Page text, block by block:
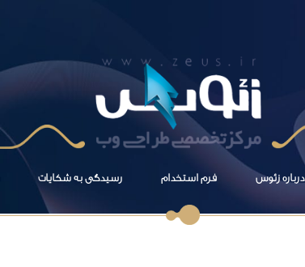
درباره زئوس فرم استخدام رسیدگی به شکایات